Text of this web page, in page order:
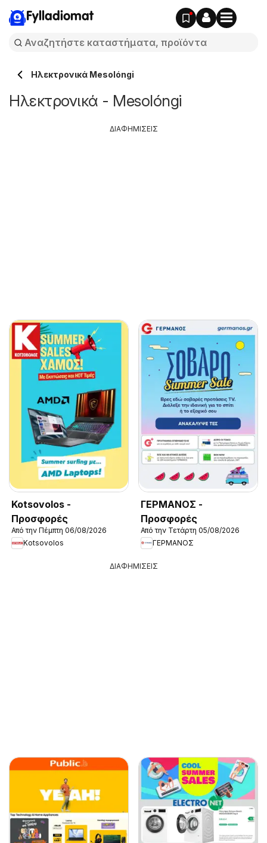
Fylladiomat
Hλεκτρονικά Mesolóngi
Hλεκτρονικά - Mesolóngi
Kotsovolos -
Προσφορές
Από την Πέμπτη 06/08/2026
Kotsovolos
ΓΕΡΜΑΝΟΣ -
Προσφορές
Από την Τετάρτη 05/08/2026
ΓΕΡΜΑΝΟΣ
ΔΙΑΦΗΜΙΣΕΙΣ
ΔΙΑΦΗΜΙΣΕΙΣ